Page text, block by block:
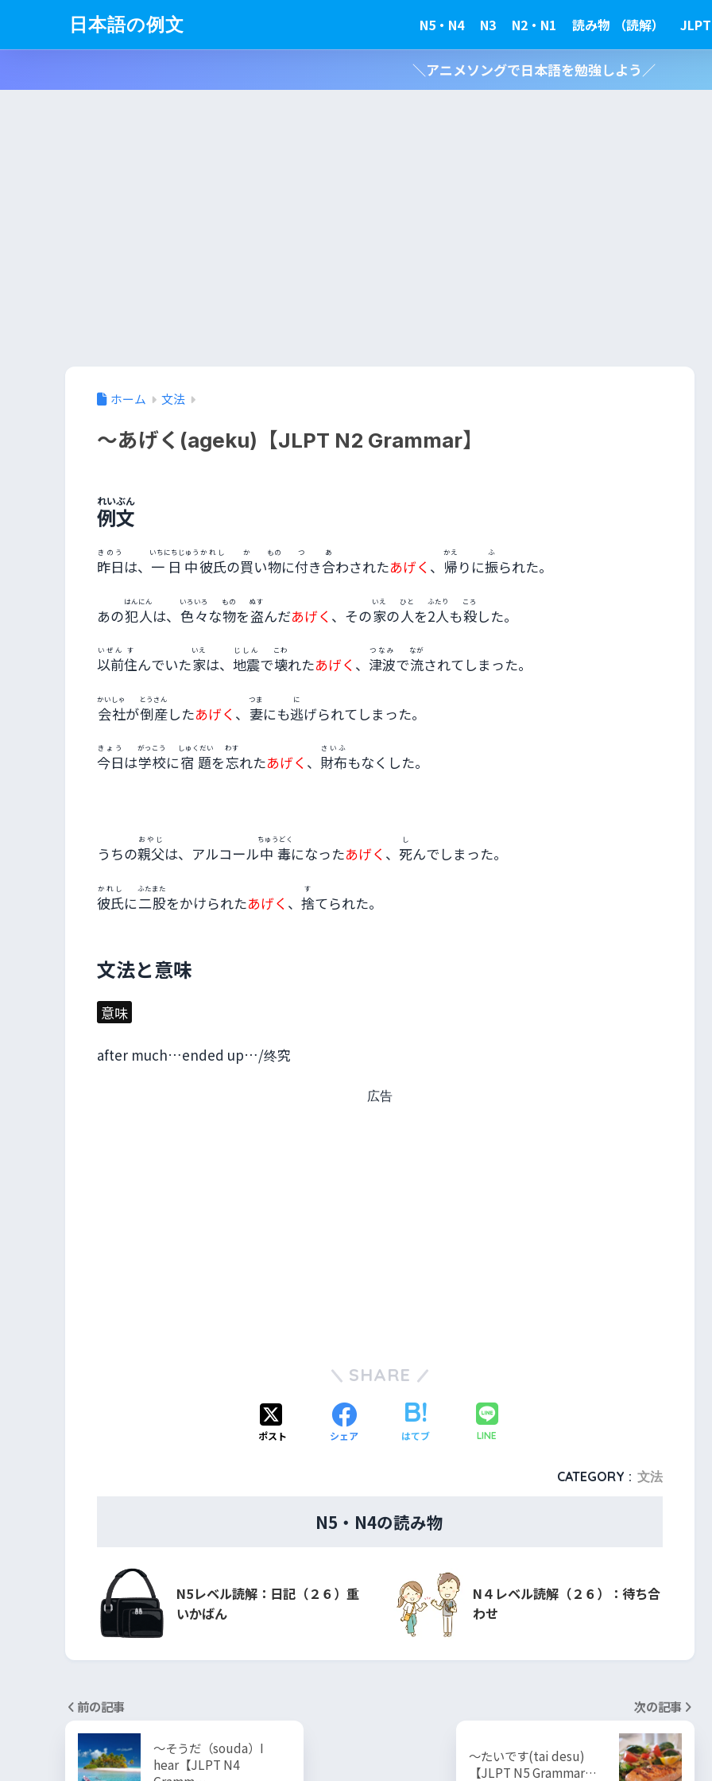
日本語の例文 N5・N4 N3 N2・N1 読み物 （読解）
＼アニメソングで日本語を勉強しよう／
ホーム 文法
～あげく(ageku)【JLPT N2 Grammar】
例文
れいぶん
昨日
きのう
は、 一日中
いちにちじゅう
彼氏
かれし
の買
か
い物
もの
に付
つ
き合
あ
わされたあげく 、 帰
かえ
りに振
ふ
られた。
あの犯人
はんにん
は、 色々
いろいろ
な物
もの
を盗
ぬす
んだあげく 、その家
いえ
の 人
ひと
を2人
ふたり
も殺
ころ
した。
以前
いぜん
住
す
んでいた家
いえ
は、 地震
じしん
で壊
こわ
れたあげく 、 津波
つなみ
で流
なが
されてしまった。
会社
かいしゃ
が倒産
とうさん
したあげく 、 妻
つま
にも逃
に
げられてしまった。
今日
きょう
は学校
がっこう
に宿題
しゅくだい
を忘
わす
れたあげく 、 財布
さいふ
もなくした。
うちの親父
おやじ
は、アルコール中毒
ちゅうどく
になったあげく 、 死
し
んでしまった。
彼氏
かれし
に二股
ふたまた
をかけられたあげく 、 捨
す
てられた。
文法と意味
意味
after much…ended up…/终究
広告
SHARE
ポスト シェア はてブ LINE
CATEGORY : 文法
N5・N4の読み物
N5レベル読解：日記（２６）重
いかばん
N４レベル読解（２６）：待ち合
わせ
前の記事
～そうだ（souda）I
hear【JLPT N4
次の記事
～たいです(tai desu)
【JLPT N5 Grammar…